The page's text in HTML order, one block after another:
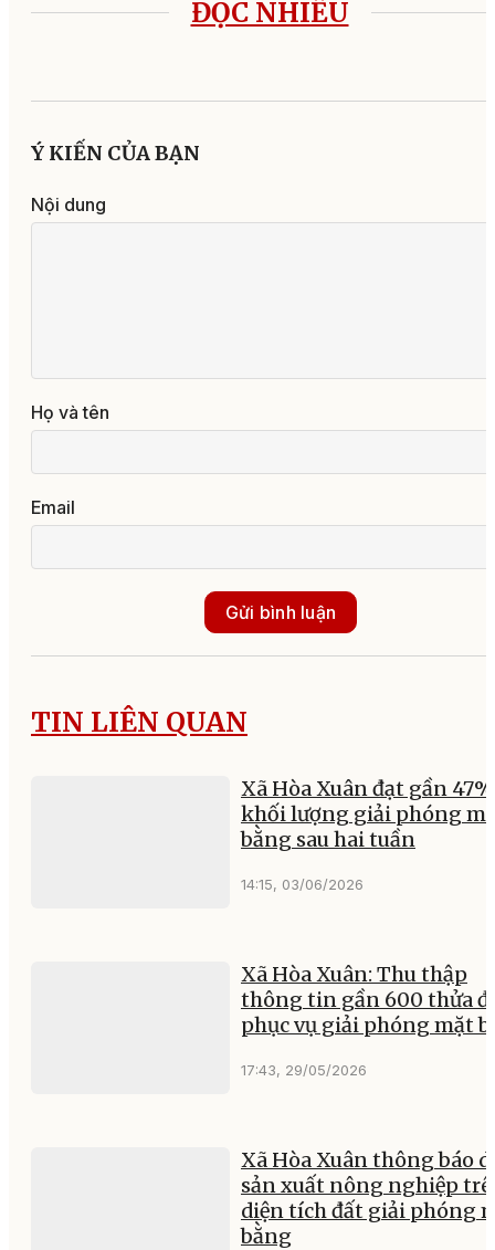
ĐỌC NHIỀU
Ý KIẾN CỦA BẠN
Nội dung
Họ và tên
Email
Gửi bình luận
TIN LIÊN QUAN
Xã Hòa Xuân đạt gần 47%
khối lượng giải phóng
bằng sau hai tuần
14:15, 03/06/2026
Xã Hòa Xuân: Thu thập
thông tin gần 600 thửa
phục vụ giải phóng mặt
17:43, 29/05/2026
Xã Hòa Xuân thông báo
sản xuất nông nghiệp
diện tích đất giải phóng
bằng